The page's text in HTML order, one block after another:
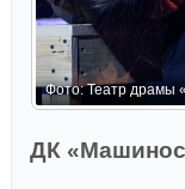
Фото: Театр драмы
ДК